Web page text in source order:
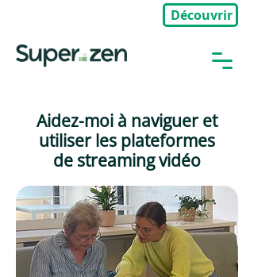
Découvrir
Aidez-moi à naviguer et
utiliser les plateformes
de streaming vidéo